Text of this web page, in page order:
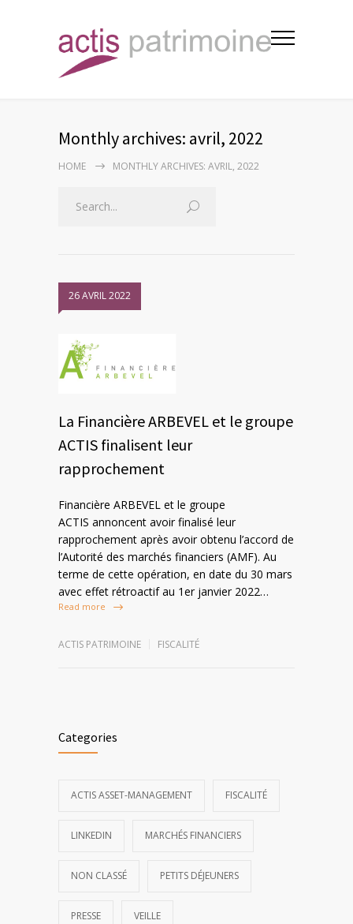
Monthly archives: avril, 2022
HOME MONTHLY ARCHIVES: AVRIL, 2022
26 AVRIL 2022
La Financière ARBEVEL et le groupe
ACTIS finalisent leur
rapprochement
Financière ARBEVEL et le groupe
ACTIS annoncent avoir finalisé leur
rapprochement après avoir obtenu l’accord de
l’Autorité des marchés financiers (AMF). Au
terme de cette opération, en date du 30 mars
avec effet rétroactif au 1er janvier 2022…
Read more
ACTIS PATRIMOINE FISCALITÉ
Categories
ACTIS ASSET-MANAGEMENT FISCALITÉ
LINKEDIN MARCHÉS FINANCIERS
NON CLASSÉ PETITS DÉJEUNERS
PRESSE VEILLE